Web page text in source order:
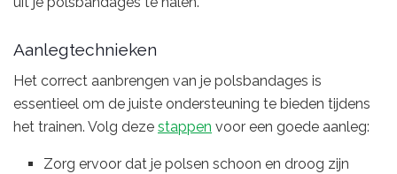
Aanlegtechnieken
Het correct aanbrengen van je polsbandages is
essentieel om de juiste ondersteuning te bieden tijdens
het trainen. Volg deze stappen voor een goede aanleg:
Zorg ervoor dat je polsen schoon en droog zijn